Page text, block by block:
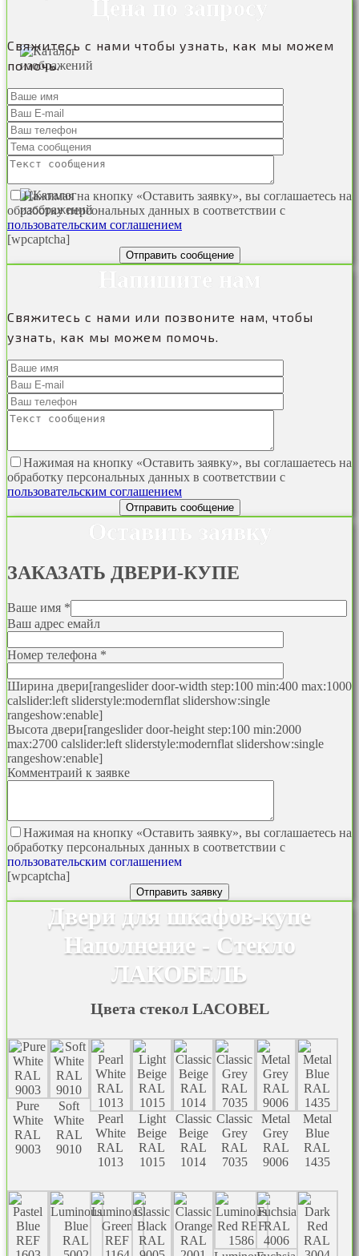
Свяжитесь с нами чтобы узнать, как мы можем
помочь.
Нажимая на кнопку «Оставить заявку», вы соглашаетесь на
обработку персональных данных в соответствии с
пользовательским соглашением
[wpcaptcha]
Свяжитесь с нами или позвоните нам, чтобы
узнать, как мы можем помочь.
Нажимая на кнопку «Оставить заявку», вы соглашаетесь на
обработку персональных данных в соответствии с
пользовательским соглашением
ЗАКАЗАТЬ ДВЕРИ-КУПЕ
Ваше имя *
Ваш адрес емайл
Номер телефона *
Ширина двери[rangeslider door-width step:100 min:400 max:1000
calslider:left sliderstyle:modernflat slidershow:single
rangeshow:enable]
Высота двери[rangeslider door-height step:100 min:2000
max:2700 calslider:left sliderstyle:modernflat slidershow:single
rangeshow:enable]
Комментраий к заявке
Нажимая на кнопку «Оставить заявку», вы соглашаетесь на
обработку персональных данных в соответствии с
пользовательским соглашением
[wpcaptcha]
Двери для шкафов-купе
Наполнение - Стекло
ЛАКОБЕЛЬ
Цвета стекол LACOBEL
Pure
White
RAL
9003
Soft
White
RAL
9010
Pearl
White
RAL
1013
Light
Beige
RAL
1015
Classic
Beige
RAL
1014
Classic
Grey
RAL
7035
Metal
Grey
RAL
9006
Metal
Blue
RAL
1435